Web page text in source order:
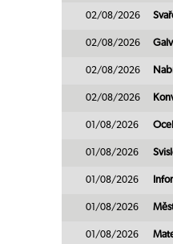
02/08/2026
02/08/2026
02/08/2026
02/08/2026
01/08/2026
01/08/2026
01/08/2026
01/08/2026
01/08/2026